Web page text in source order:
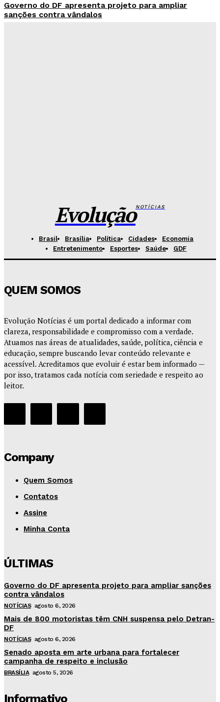
Governo do DF apresenta projeto para ampliar
sanções contra vândalos
EvoluçãoNOTÍCIAS
Brasil Brasília Política Cidades
Economia
Entretenimento
Esportes Saúde GDF
QUEM SOMOS
Evolução Notícias é um portal dedicado a informar com
clareza, responsabilidade e compromisso com a verdade.
Atuamos nas áreas de atualidades, saúde, política, ciência e
educação, sempre buscando levar conteúdo relevante e
acessível. Acreditamos que evoluir é estar bem informado —
por isso, tratamos cada notícia com seriedade e respeito ao
leitor.
Company
Quem Somos
Contatos
Assine
Minha Conta
ÚLTIMAS
Governo do DF apresenta projeto para ampliar sanções
contra vândalos
NOTÍCIAS agosto 6, 2026
Mais de 800 motoristas têm CNH suspensa pelo Detran-
DF
NOTÍCIAS agosto 6, 2026
Senado aposta em arte urbana para fortalecer
campanha de respeito e inclusão
BRASÍLIA agosto 5, 2026
Informativo